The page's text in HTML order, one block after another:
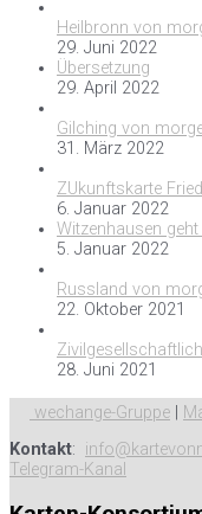
Heilbronn von
29. Juni 2022
Übersetzung
29. April 2022
Gilching von
31. März 2022
ZUkunftskarte
6. Januar 2022
Witzenhausen
5. Januar 2022
Russland von
22. Oktober 2021
28. Juni 2021
wechange-Gruppe
Kontakt:
Telegram-Kanal